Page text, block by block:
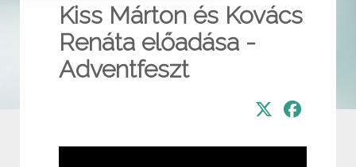
Kiss Márton és Kovács
Renáta előadása -
Adventfeszt